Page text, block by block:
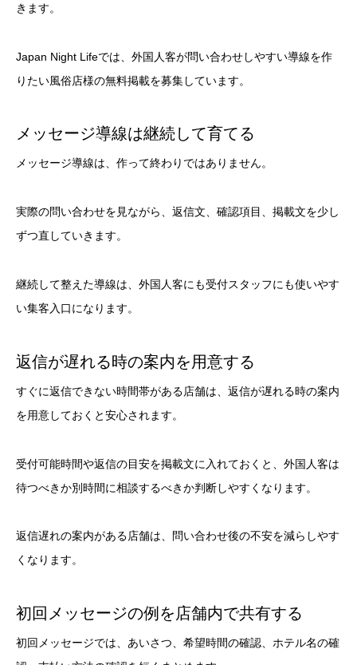
きます。
Japan Night Lifeでは、外国人客が問い合わせしやすい導線を作
りたい風俗店様の無料掲載を募集しています。
メッセージ導線は継続して育てる
メッセージ導線は、作って終わりではありません。
実際の問い合わせを見ながら、返信文、確認項目、掲載文を少し
ずつ直していきます。
継続して整えた導線は、外国人客にも受付スタッフにも使いやす
い集客入口になります。
返信が遅れる時の案内を用意する
すぐに返信できない時間帯がある店舗は、返信が遅れる時の案内
を用意しておくと安心されます。
受付可能時間や返信の目安を掲載文に入れておくと、外国人客は
待つべきか別時間に相談するべきか判断しやすくなります。
返信遅れの案内がある店舗は、問い合わせ後の不安を減らしやす
くなります。
初回メッセージの例を店舗内で共有する
初回メッセージでは、あいさつ、希望時間の確認、ホテル名の確